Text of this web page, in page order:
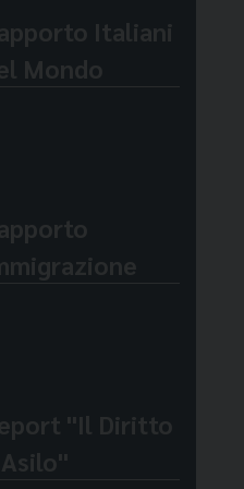
siamo in questo
migliorarlo. La
lì, dove si
più profondo di
e fragilità. La
è l’itinerario
Come uno zoom
dell’orrore: i
sui civili, la lunga
invasori. E allora
nulla, verrebbe
sbagliata.
e all’accoglienza
su noi stessi.
affida l’umanità
deturpata dalla
porti "a Gesù una
e ci renda